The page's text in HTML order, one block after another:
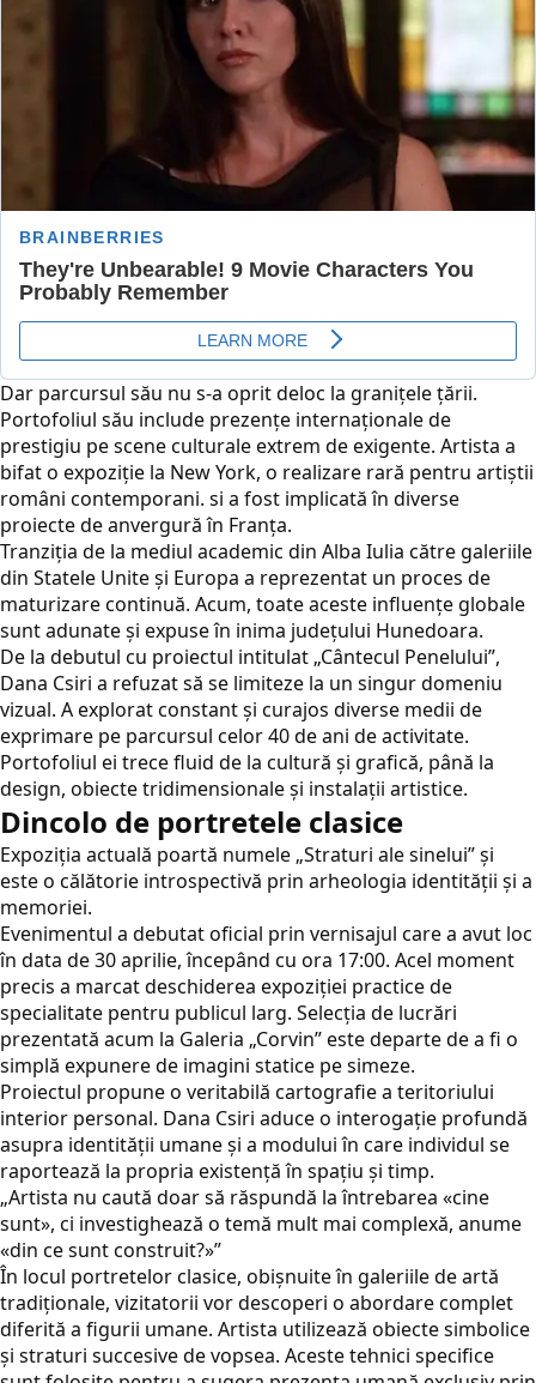
Dar parcursul său nu s-a oprit deloc la granițele țării.
Portofoliul său include prezențe internaționale de
prestigiu pe scene culturale extrem de exigente. Artista a
bifat o expoziție la New York, o realizare rară pentru artiștii
români contemporani. si a fost implicată în diverse
proiecte de anvergură în Franța.
Tranziția de la mediul academic din Alba Iulia către galeriile
din Statele Unite și Europa a reprezentat un proces de
maturizare continuă. Acum, toate aceste influențe globale
sunt adunate și expuse în inima județului Hunedoara.
De la debutul cu proiectul intitulat „Cântecul Penelului”,
Dana Csiri a refuzat să se limiteze la un singur domeniu
vizual. A explorat constant și curajos diverse medii de
exprimare pe parcursul celor 40 de ani de activitate.
Portofoliul ei trece fluid de la cultură și grafică, până la
design, obiecte tridimensionale și instalații artistice.
Dincolo de portretele clasice
Expoziția actuală poartă numele „Straturi ale sinelui” și
este o călătorie introspectivă prin arheologia identității și a
memoriei.
Evenimentul a debutat oficial prin vernisajul care a avut loc
în data de 30 aprilie, începând cu ora 17:00. Acel moment
precis a marcat deschiderea expoziției practice de
specialitate pentru publicul larg. Selecția de lucrări
prezentată acum la Galeria „Corvin” este departe de a fi o
simplă expunere de imagini statice pe simeze.
Proiectul propune o veritabilă cartografie a teritoriului
interior personal. Dana Csiri aduce o interogație profundă
asupra identității umane și a modului în care individul se
raportează la propria existență în spațiu și timp.
„Artista nu caută doar să răspundă la întrebarea «cine
sunt», ci investighează o temă mult mai complexă, anume
«din ce sunt construit?»”
În locul portretelor clasice, obișnuite în galeriile de artă
tradiționale, vizitatorii vor descoperi o abordare complet
diferită a figurii umane. Artista utilizează obiecte simbolice
și straturi succesive de vopsea. Aceste tehnici specifice